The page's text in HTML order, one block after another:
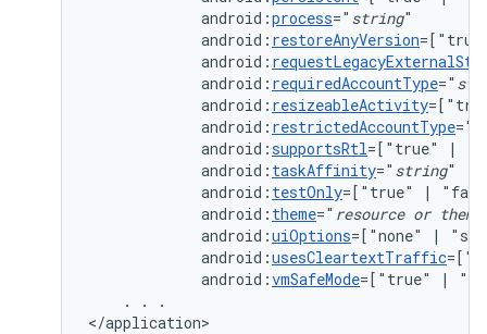
android:process=" string
android: restoreAnyVersion
android:
android: requiredAccountType="
android: resizeableActivity
android: restrictedAccountType="
android:supportsRtl=["true"
|
android: taskAffinity=" string
android: testOnly=["true"
|
android: theme=" resource or theme
android:uiOptions=["none"
|
android:usesCleartextTraffic
android:vmSafeMode=["true" |
.
.
.
</application>